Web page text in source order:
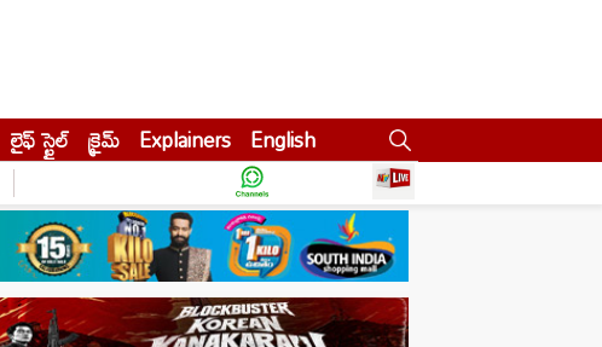
లైఫ్ స్టైల్ క్రైమ్ Explainers English